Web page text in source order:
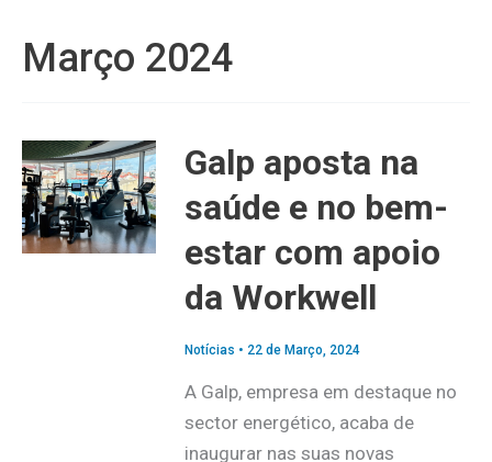
Março 2024
Galp aposta na
saúde e no bem-
estar com apoio
da Workwell
Notícias • 22 de Março, 2024
A Galp, empresa em destaque no
sector energético, acaba de
inaugurar nas suas novas